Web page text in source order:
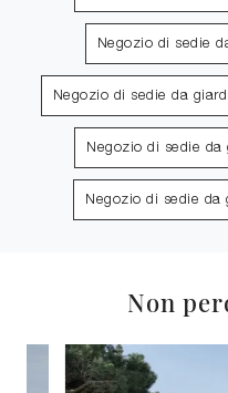
Negozio di sedie
Negozio di sedie da
Negozio di sedie da
Negozio di sedie da
Non